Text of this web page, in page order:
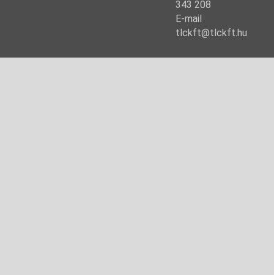
343 208
E-mail
tlckft@tlckft.hu